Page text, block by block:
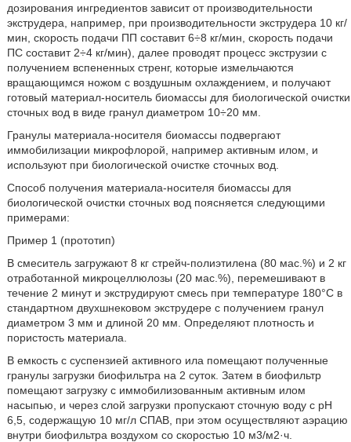
дозирования ингредиентов зависит от производительности
экструдера, например, при производительности экструдера 10 кг/
мин, скорость подачи ПП составит 6÷8 кг/мин, скорость подачи
ПС составит 2÷4 кг/мин), далее проводят процесс экструзии с
получением вспененных стренг, которые измельчаются
вращающимся ножом с воздушным охлаждением, и получают
готовый материал-носитель биомассы для биологической очистки
сточных вод в виде гранул диаметром 10÷20 мм.
Гранулы материала-носителя биомассы подвергают
иммобилизации микрофлорой, например активным илом, и
используют при биологической очистке сточных вод.
Способ получения материала-носителя биомассы для
биологической очистки сточных вод поясняется следующими
примерами:
Пример 1 (прототип)
В смеситель загружают 8 кг стрейч-полиэтилена (80 мас.%) и 2 кг
отработанной микроцеллюлозы (20 мас.%), перемешивают в
течение 2 минут и экструдируют смесь при температуре 180°C в
стандартном двухшнековом экструдере с получением гранул
диаметром 3 мм и длиной 20 мм. Определяют плотность и
пористость материала.
В емкость с суспензией активного ила помещают полученные
гранулы загрузки биофильтра на 2 суток. Затем в биофильтр
помещают загрузку с иммобилизованным активным илом
насыпью, и через слой загрузки пропускают сточную воду с pH
6,5, содержащую 10 мг/л СПАВ, при этом осуществляют аэрацию
внутри биофильтра воздухом со скоростью 10 м3/м2·ч.